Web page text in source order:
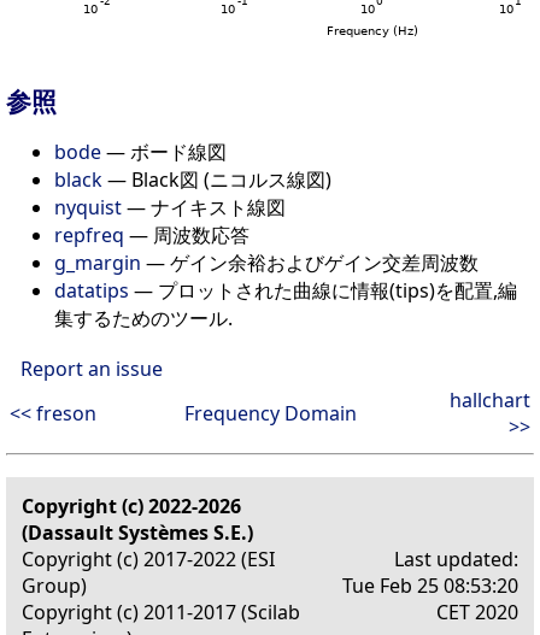
参照
bode— ボード線図
black— Black図 (ニコルス線図)
nyquist— ナイキスト線図
repfreq — 周波数応答
g_margin — ゲイン余裕およびゲイン交差周波数
datatips — プロットされた曲線に情報(tips)を配置,編
集するためのツール.
Report an issue
<< freson
Frequency Domain
hallchart
>>
Copyright (c) 2022-2026
(Dassault Systèmes S.E.)
Copyright (c) 2017-2022 (ESI
Group)
Copyright (c) 2011-2017 (Scilab
Last updated:
Tue Feb 25 08:53:20
CET 2020